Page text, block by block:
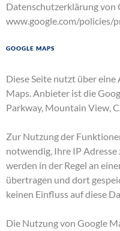
Datenschutzerklärung von
www.google.com/policies/
Google Maps
Diese Seite nutzt über
Maps. Anbieter ist die
Parkway, Mountain View,
Zur Nutzung der
notwendig, Ihre IP
werden in der Regel an
übertragen und dort
keinen Einfluss auf diese
Die Nutzung von Google